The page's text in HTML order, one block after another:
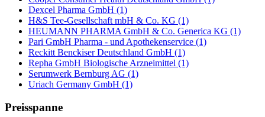
Dexcel Pharma GmbH (1)
H&S Tee-Gesellschaft mbH & Co. KG (1)
HEUMANN PHARMA GmbH & Co. Generica KG (1)
Pari GmbH Pharma - und Apothekenservice (1)
Reckitt Benckiser Deutschland GmbH (1)
Repha GmbH Biologische Arzneimittel (1)
Serumwerk Bernburg AG (1)
Uriach Germany GmbH (1)
Preisspanne